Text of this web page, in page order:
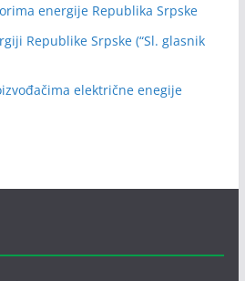
energije Republika Srpske
Republike Srpske (“Sl. glasnik
električne enegije